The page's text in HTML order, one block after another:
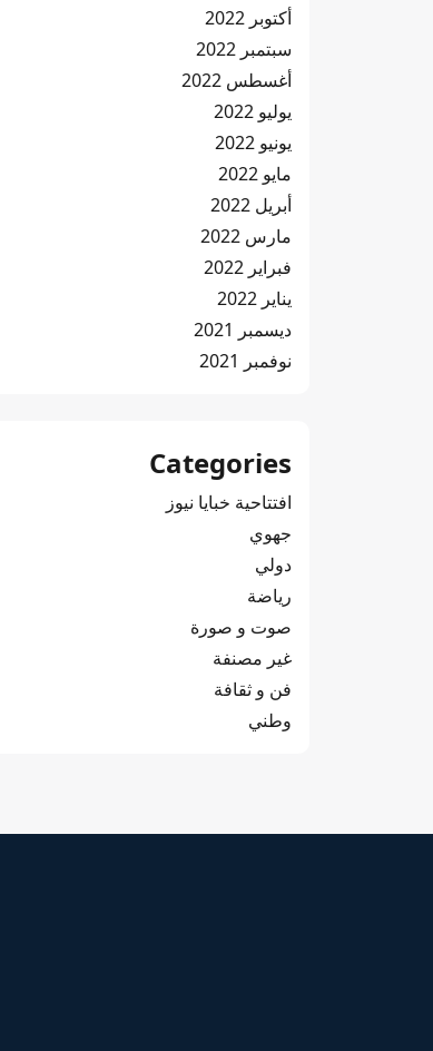
أكتوبر 2022
سبتمبر 2022
أغسطس 2022
يوليو 2022
يونيو 2022
مايو 2022
أبريل 2022
مارس 2022
فبراير 2022
يناير 2022
ديسمبر 2021
نوفمبر 2021
Categories
افتتاحية خبايا نيوز
جهوي
دولي
رياضة
صوت و صورة
غير مصنفة
فن و ثقافة
وطني